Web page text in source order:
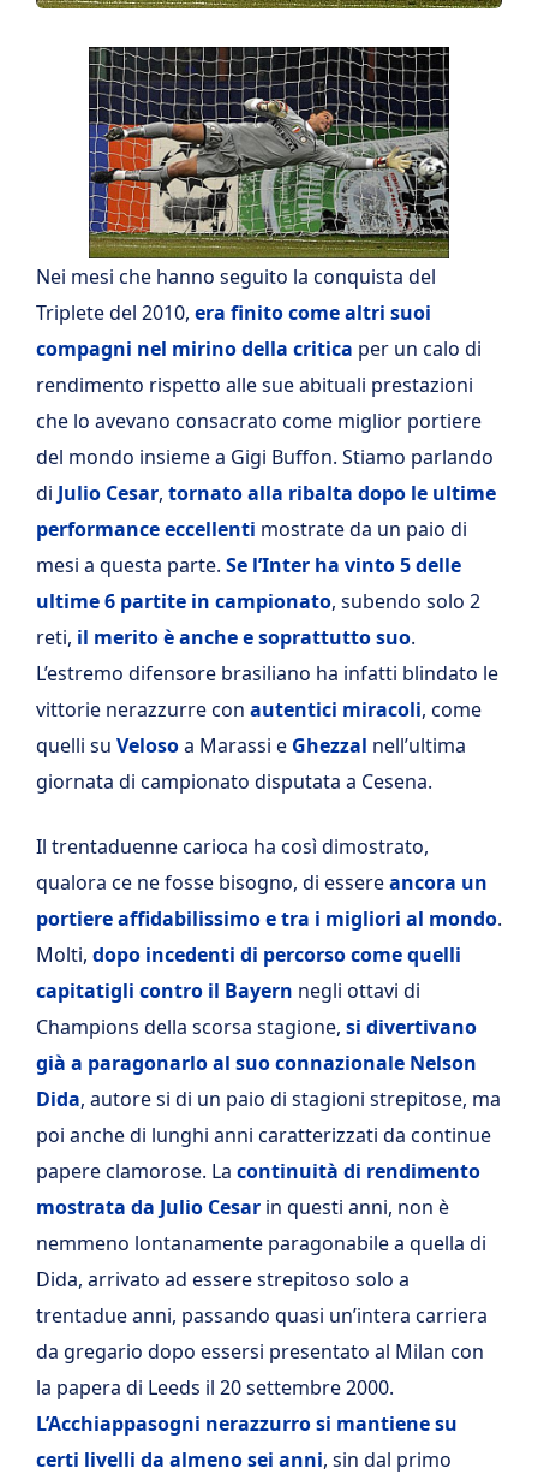
Nei mesi che hanno seguito la conquista del
Triplete del 2010, era finito come altri suoi
compagni nel mirino della critica per un calo di
rendimento rispetto alle sue abituali prestazioni
che lo avevano consacrato come miglior portiere
del mondo insieme a Gigi Buffon. Stiamo parlando
di Julio Cesar, tornato alla ribalta dopo le ultime
performance eccellenti mostrate da un paio di
mesi a questa parte. Se l’Inter ha vinto 5 delle
ultime 6 partite in campionato, subendo solo 2
reti, il merito è anche e soprattutto suo.
L’estremo difensore brasiliano ha infatti blindato le
vittorie nerazzurre con autentici miracoli, come
quelli su Velosoa Marassi e Ghezzal nell’ultima
giornata di campionato disputata a Cesena.
Il trentaduenne carioca ha così dimostrato,
qualora ce ne fosse bisogno, di essereancora un
portiere affidabilissimo e tra i migliori al mondo.
Molti, dopo incedenti di percorso come quelli
capitatigli contro il Bayern negli ottavi di
Champions della scorsa stagione, si divertivano
già a paragonarlo al suo connazionale Nelson
Dida, autore si di un paio di stagioni strepitose, ma
poi anche di lunghi anni caratterizzati da continue
papere clamorose. La continuità di rendimento
mostrata da Julio Cesar in questi anni, non è
nemmeno lontanamente paragonabile a quella di
Dida, arrivato ad essere strepitoso solo a
trentadue anni, passando quasi un’intera carriera
da gregario dopo essersi presentato al Milan con
la papera di Leeds il 20 settembre 2000.
L’Acchiappasogni nerazzurro si mantiene su
certi livelli da almeno sei anni, sin dal primo